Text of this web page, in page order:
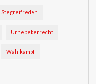
Stegreifreden
Urhebeberrecht
Wahlkampf